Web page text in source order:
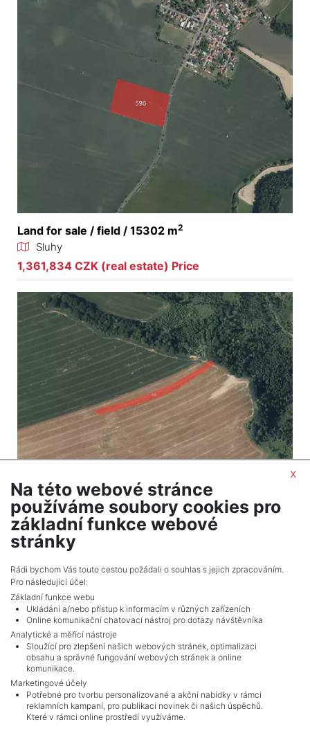
Land for sale / field / 15302 m2
Sluhy
1,361,834 CZK (real estate) Price
Land for sale / field / 4539 m2
Ondřejov
331,347 CZK (real estate) Price
Adverts total10.
NAVIGACE
x
Na této webové stránce
používáme soubory cookies pro
základní funkce webové
stránky
Rádi bychom Vás touto cestou požádali o souhlas s jejich zpracováním.
Pro následující účel:
Základní funkce webu
Ukládání a/nebo přístup k informacím v různých zařízeních
Online komunikační chatovací nástroj pro dotazy návštěvníka
Analytické a měřící nástroje
Sloužící pro zlepšení našich webových stránek, optimalizaci
obsahu a správné fungování webových stránek a online
komunikace.
Marketingové účely
Potřebné pro tvorbu personalizované a akční nabídky v rámci
reklamních kampaní, pro publikaci novinek či našich úspěchů.
Které v rámci online prostředí využíváme.